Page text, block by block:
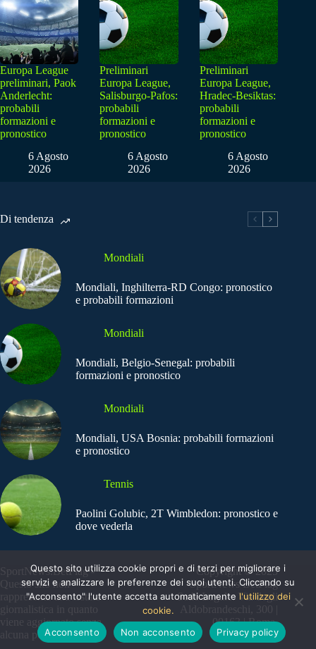
Europa League
preliminari, Paok
Anderlecht:
probabili
formazioni e
pronostico
6 Agosto
2026
Preliminari
Europa League,
Salisburgo-Pafos:
probabili
formazioni e
pronostico
6 Agosto
2026
Preliminari
Europa League,
Hradec-Besiktas:
probabili
formazioni e
pronostico
6 Agosto
2026
Di tendenza
Mondiali
Mondiali, Inghilterra-RD Congo: pronostico
e probabili formazioni
Mondiali
Mondiali, Belgio-Senegal: probabili
formazioni e pronostico
Mondiali
Mondiali, USA Bosnia: probabili formazioni
e pronostico
Tennis
Paolini Golubic, 2T Wimbledon: pronostico e
dove vederla
SportNews.BetFlag -
Questo sito non
rappresenta una testata
giornalistica in quanto
viene aggiornato senza
alcuna periodicità
Copyright © 2025
SportNews BetFlag
Sede Legale: Via degli
Aldobrandeschi, 300 |
00163 | Roma
Questo sito utilizza cookie propri e di terzi per migliorare i
servizi e analizzare le preferenze dei suoi utenti. Cliccando su
"Acconsento" l'utente accetta automaticamente l'utilizzo dei
cookie.
Acconsento
Non acconsento Privacy policy